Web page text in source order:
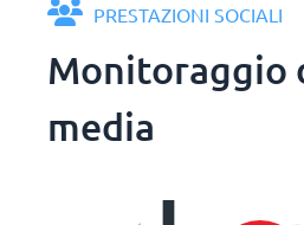
PRESTAZIONI SOCIALI
Monitoraggio
media